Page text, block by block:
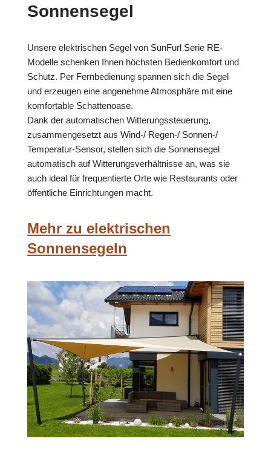
Sonnensegel
Unsere elektrischen Segel von SunFurl Serie RE-
Modelle schenken Ihnen höchsten Bedienkomfort und
Schutz. Per Fernbedienung spannen sich die Segel
und erzeugen eine angenehme Atmosphäre mit eine
komfortable Schattenoase.
Dank der automatischen Witterungssteuerung,
zusammengesetzt aus Wind-/ Regen-/ Sonnen-/
Temperatur-Sensor, stellen sich die Sonnensegel
automatisch auf Witterungsverhältnisse an, was sie
auch ideal für frequentierte Orte wie Restaurants oder
öffentliche Einrichtungen macht.
Mehr zu elektrischen
Sonnensegeln